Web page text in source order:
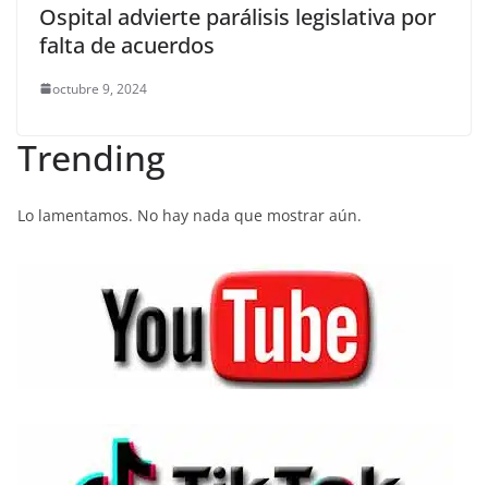
Ospital advierte parálisis legislativa por
falta de acuerdos
octubre 9, 2024
Trending
Lo lamentamos. No hay nada que mostrar aún.